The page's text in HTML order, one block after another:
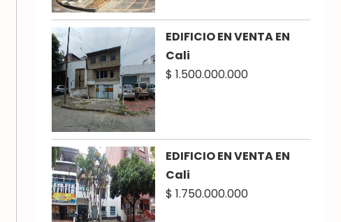
EDIFICIO EN VENTA EN
Cali
$ 1.500.000.000
EDIFICIO EN VENTA EN
Cali
$ 1.750.000.000